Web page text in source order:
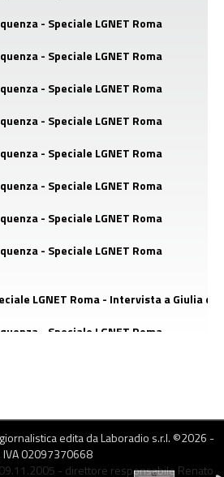
- Speciale LGNET Roma
- Speciale LGNET Roma
- Speciale LGNET Roma
- Speciale LGNET Roma
- Speciale LGNET Roma
- Speciale LGNET Roma
- Speciale LGNET Roma
- Speciale LGNET Roma
LGNET Roma - Intervista a Giulia di
- Speciale LGNET Roma
Sblocchiamo il Futuro
edita da Laboradio s.r.l. ©2026 -
IVA 02097370668
- direttore responsabile Renato